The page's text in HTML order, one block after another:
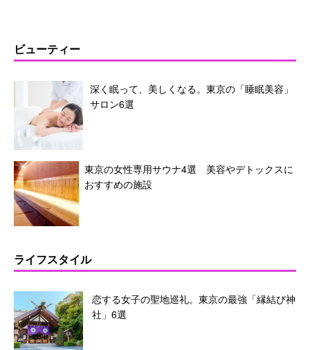
ビューティー
深く眠って、美しくなる。東京の「睡眠美容」
サロン6選
東京の女性専用サウナ4選 美容やデトックスに
おすすめの施設
ライフスタイル
恋する女子の聖地巡礼。東京の最強「縁結び神
社」6選